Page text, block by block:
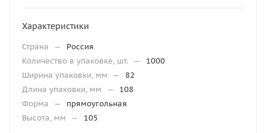
Характеристики
Страна —
Россия
Количество в упаковке, шт.
—
1000
Ширина упаковки, мм
—
82
Длина упаковки, мм
—
108
Форма
—
прямоугольная
Высота, мм
— 105